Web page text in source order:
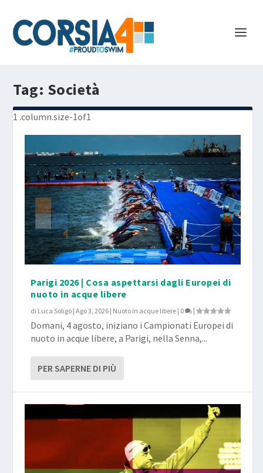
Tag: Società
Parigi 2026 | Cosa aspettarsi dagli Europei di
nuoto in acque libere
di Luca Soligo |Ago 3, 2026 | Nuoto in acque libere | 0 |
Domani, 4 agosto, iniziano i Campionati Europei di
nuoto in acque libere, a Parigi, nella Senna,...
PER SAPERNE DI PIÙ